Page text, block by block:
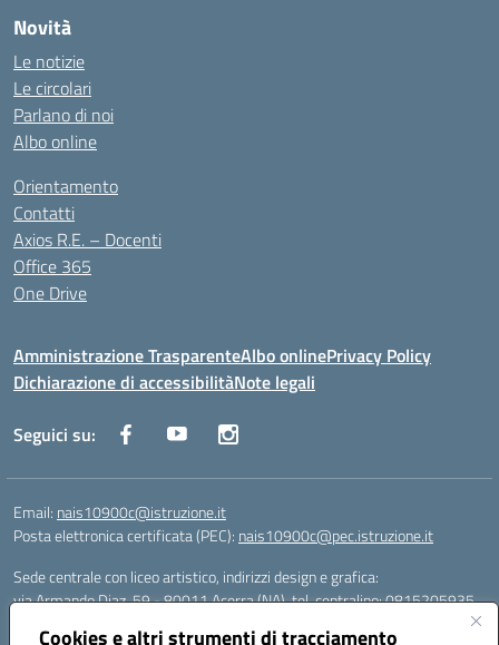
Cookies e altri strumenti di tracciamento
Novità
Le notizie
Le circolari
Parlano di noi
Albo online
Orientamento
Contatti
Axios R.E. – Docenti
Office 365
One Drive
Amministrazione TrasparenteAlbo onlinePrivacy Policy
Dichiarazione di accessibilitàNote legali
Seguici su:
Email: nais10900c@istruzione.it
Posta elettronica certificata (PEC): nais10900c@pec.istruzione.it
Sede centrale con liceo artistico, indirizzi design e grafica:
via Armando Diaz, 59 - 80011 Acerra (NA), tel. centralino: 0815205935